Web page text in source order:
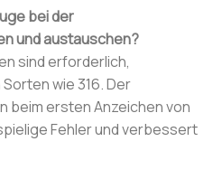
bei der
und austauschen?
sind erforderlich,
wie 316. Der
beim ersten Anzeichen von
Fehler und verbessert